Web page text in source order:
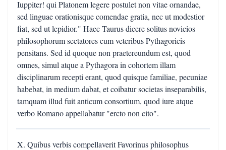
Iuppiter! qui Platonem legere postulet non vitae ornandae,
sed linguae orationisque comendae gratia, nec ut modestior
fiat, sed ut lepidior." Haec Taurus dicere solitus novicios
philosophorum sectatores cum veteribus Pythagoricis
pensitans. Sed id quoque non praetereundum est, quod
omnes, simul atque a Pythagora in cohortem illam
disciplinarum recepti erant, quod quisque familiae, pecuniae
habebat, in medium dabat, et coibatur societas inseparabilis,
tamquam illud fuit anticum consortium, quod iure atque
verbo Romano appellabatur "ercto non cito".
X. Quibus verbis compellaverit Favorinus philosophus